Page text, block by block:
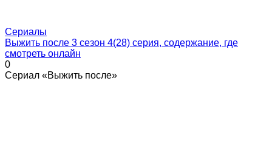
Сериалы
Выжить после 3 сезон 4(28) серия, содержание, где
смотреть онлайн
0
Сериал «Выжить после»